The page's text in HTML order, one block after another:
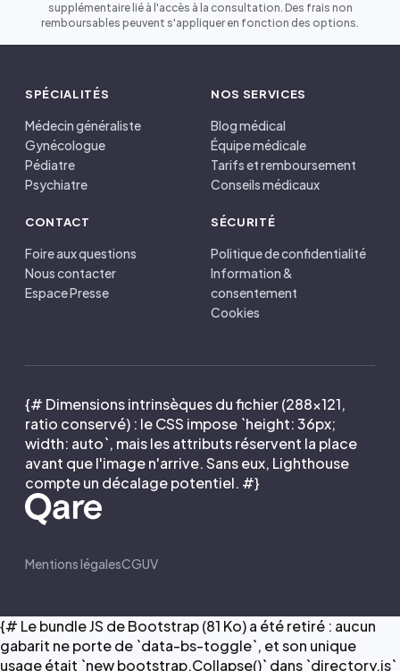
supplémentaire lié à l'accès à la consultation. Des frais non
remboursables peuvent s'appliquer en fonction des options.
SPÉCIALITÉS
Médecin généraliste
Gynécologue
Pédiatre
Psychiatre
NOS SERVICES
Blog médical
Équipe médicale
Tarifs et remboursement
Conseils médicaux
CONTACT
Foire aux questions
Nous contacter
Espace Presse
SÉCURITÉ
Politique de confidentialité
Information &
consentement
Cookies
{# Dimensions intrinsèques du fichier (288×121,
ratio conservé) : le CSS impose `height: 36px;
width: auto`, mais les attributs réservent la place
avant que l'image n'arrive. Sans eux, Lighthouse
compte un décalage potentiel. #}
Mentions légalesCGUV
{# Le bundle JS de Bootstrap (81 Ko) a été retiré : aucun
gabarit ne porte de `data-bs-toggle`, et son unique
usage était `new bootstrap.Collapse()` dans `directory.js`